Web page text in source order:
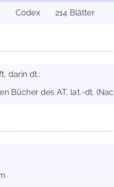
Codex 214 Blätter
darin dt.:
Bücher des AT, lat.-dt.